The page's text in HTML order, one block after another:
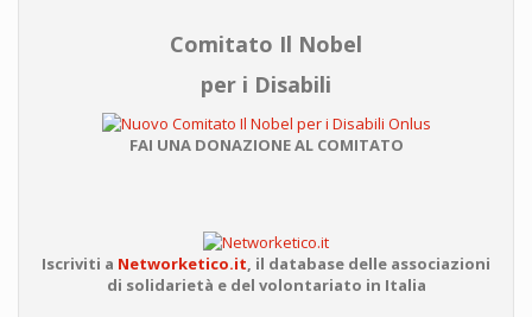
Comitato Il Nobel
per i Disabili
FAI UNA DONAZIONE AL COMITATO
Iscriviti a Networketico.it, il database delle associazioni
di solidarietà e del volontariato in Italia